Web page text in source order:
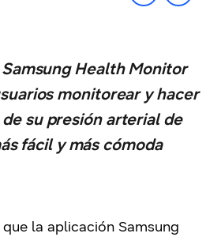
Health Monitor
monitorear y hacer
su presión arterial de
fácil y más cómoda
la aplicación Samsung